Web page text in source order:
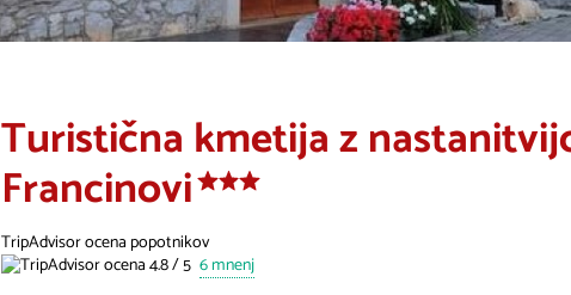
Turistična kmetija z
Francinovi
TripAdvisor ocena popotnikov
6 mnenj